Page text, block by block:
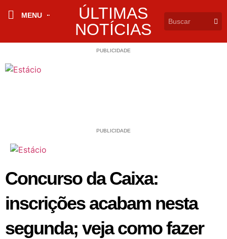
MENU
ÚLTIMAS
NOTÍCIAS
PUBLICIDADE
PUBLICIDADE
Concurso da Caixa:
inscrições acabam nesta
segunda; veja como fazer